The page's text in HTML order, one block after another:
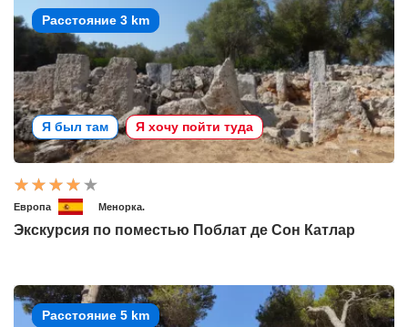
Расстояние 3 km
Я был там Я хочу пойти туда
Европа Менорка.
Экскурсия по поместью Поблат де Сон Катлар
Расстояние 5 km